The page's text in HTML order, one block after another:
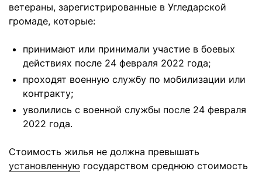
ветераны, зарегистрированные в Угледарской
громаде, которые:
принимают или принимали участие в боевых
действиях после 24 февраля 2022 года;
проходят военную службу по мобилизации или
контракту;
уволились с военной службы после 24 февраля
2022 года.
Стоимость жилья не должна превышать
установленную государством среднюю стоимость